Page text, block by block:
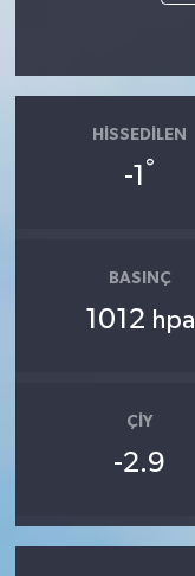
HISSEDILEN
-1 °
BASINÇ
1012 hpa
ÇIY
-2.9